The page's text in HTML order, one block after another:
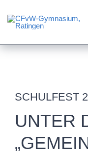
SCHULFEST
UNTER